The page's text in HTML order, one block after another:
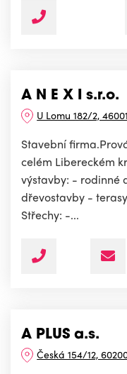
A N E X I s.r.o.
U Lomu 182/2,
Stavební
celém Libereckém
výstavby: - rodinné
dřevostavby -
Střechy: -...
A PLUS a.s.
Česká 154/12,